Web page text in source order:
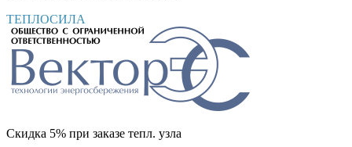
ТЕПЛОСИЛА
Скидка 5% при заказе тепл. узла